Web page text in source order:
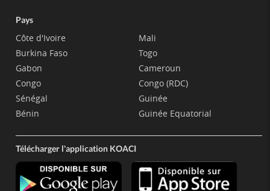
Pays
Côte d'Ivoire
Burkina Faso
Gabon
Congo
Sénégal
Bénin
Mali
Togo
Cameroun
Congo (RDC)
Guinée
Guinée Equatorial
Télécharger l'application KOACI